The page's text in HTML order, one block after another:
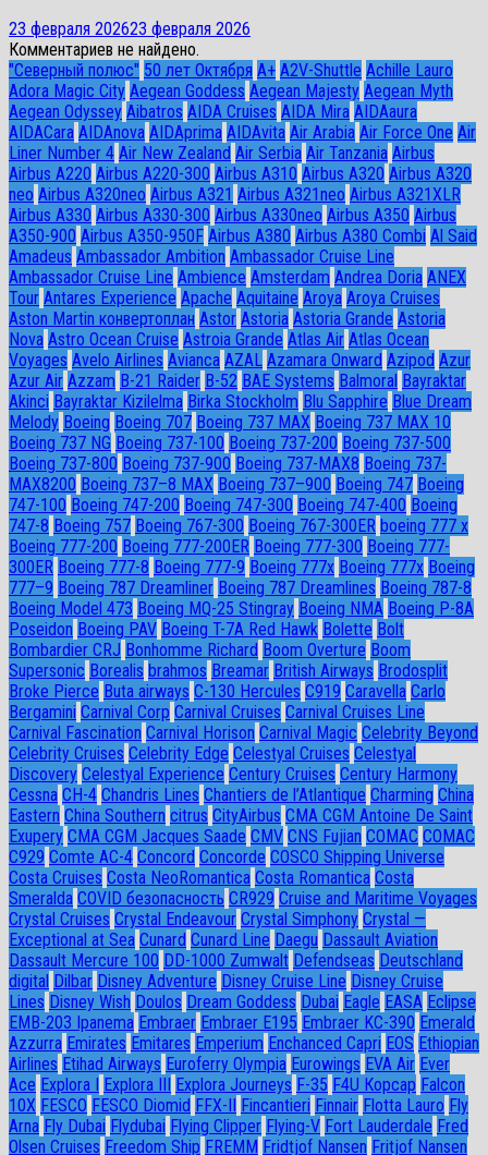
23 февраля 202623 февраля 2026
Комментариев не найдено.
"Северный полюс" 50 лет Октября A+ A2V-Shuttle Achille Lauro
Adora Magic City Aegean Goddess Aegean Majesty Aegean Myth
Aegean Odyssey Aibatros AIDA Cruises AIDA Mira AIDAaura
AIDACara AIDAnova AIDAprima AIDAvita Air Arabia Air Force One Air
Liner Number 4 Air New Zealand Air Serbia Air Tanzania Airbus
Airbus A220 Airbus A220-300 Airbus A310 Airbus A320 Airbus A320
neo Airbus A320neo Airbus A321 Airbus A321neo Airbus A321XLR
Airbus A330 Airbus A330-300 Airbus A330neo Airbus A350 Airbus
A350-900 Airbus A350-950F Airbus A380 Airbus A380 Combi Al Said
Amadeus Ambassador Ambition Ambassador Cruise Line
Ambassador Сruise Line Ambience Amsterdam Andrea Doria ANEX
Tour Antares Experience Apache Aquitaine Aroya Aroya Cruises
Aston Martin конвертоплан Astor Astoria Astoria Grande Astoria
Nova Astro Ocean Cruise Astroia Grande Atlas Air Atlas Ocean
Voyages Avelo Airlines Avianca AZAL Azamara Onward Azipod Azur
Azur Air Azzam B-21 Raider B-52 BAE Systems Balmoral Bayraktar
Akinci Bayraktar Kizilelma Birka Stockholm Blu Sapphire Blue Dream
Melody Boeing Boeing 707 Boeing 737 MAX Boeing 737 MAX 10
Boeing 737 NG Boeing 737-100 Boeing 737-200 Boeing 737-500
Boeing 737-800 Boeing 737-900 Boeing 737-MAX8 Boeing 737-
MAX8200 Boeing 737–8 MAX Boeing 737–900 Boeing 747 Boeing
747-100 Boeing 747-200 Boeing 747-300 Boeing 747-400 Boeing
747-8 Boeing 757 Boeing 767-300 Boeing 767-300ER boeing 777 x
Boeing 777-200 Boeing 777-200ER Boeing 777-300 Boeing 777-
300ER Boeing 777-8 Boeing 777-9 Boeing 777x Boeing 777х Boeing
777–9 Boeing 787 Dreamliner Boeing 787 Dreamlines Boeing 787-8
Boeing Model 473 Boeing MQ-25 Stingray Boeing NMA Boeing P-8A
Poseidon Boeing PAV Boeing T-7A Red Hawk Bolette Bolt
Bombardier CRJ Bonhomme Richard Boom Overture Boom
Supersonic Borealis brahmos Breamar British Airways Brodosplit
Broke Pierce Buta airways C-130 Hercules C919 Caravella Carlo
Bergamini Carnival Corp Carnival Cruises Carnival Cruises Line
Carnival Fascination Carnival Horison Carnival Magic Celebrity Beyond
Celebrity Cruises Celebrity Edge Celestyal Cruises Celestyal
Discovery Celestyal Experience Century Cruises Century Harmony
Cessna CH-4 Chandris Lines Chantiers de l’Atlantique Charming China
Eastern China Southern citrus CityAirbus CMA CGM Antoine De Saint
Exupery CMA CGM Jacques Saade CMV CNS Fujian COMAC COMAC
C929 Comte AC-4 Concord Concorde COSCO Shipping Universe
Costa Cruises Costa NeoRomantica Costa Romantica Costa
Smeralda COVID безопасность CR929 Cruise and Maritime Voyages
Crystal Cruises Crystal Endeavour Crystal Simphony Crystal —
Exceptional at Sea Cunard Cunard Line Daegu Dassault Aviation
Dassault Mercure 100 DD-1000 Zumwalt Defendseas Deutschland
digital Dilbar Disney Adventure Disney Cruise Line Disney Cruise
Lines Disney Wish Doulos Dream Goddess Dubai Eagle EASA Eclipse
EMB-203 Ipanema Embraer Embraer E195 Embraer KC-390 Emerald
Azzurra Emirates Emitares Emperium Enchanced Capri EOS Ethiopian
Airlines Etihad Airways Euroferry Olympia Eurowings EVA Air Ever
Ace Explora I Explora III Explora Journeys F-35 F4U Корсар Falcon
10X FESCO FESCO Diomid FFX-II Fincantieri Finnair Flotta Lauro Fly
Arna Fly Dubai Flydubai Flying Clipper Flying-V Fort Lauderdale Fred
Olsen Cruises Freedom Ship FREMM Fridtjof Nansen Fritjof Nansen